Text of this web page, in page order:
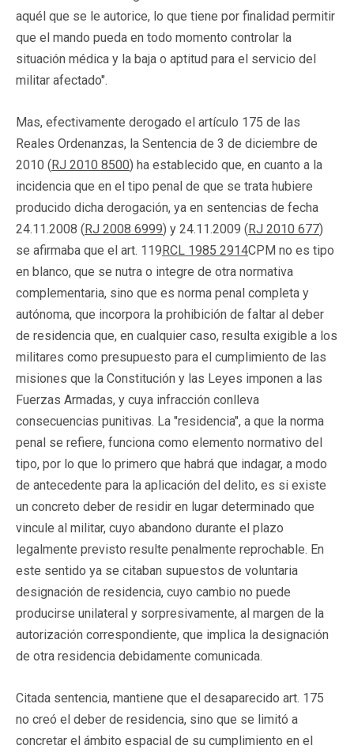
aquél que se le autorice, lo que tiene por finalidad permitir
que el mando pueda en todo momento controlar la
situación médica y la baja o aptitud para el servicio del
militar afectado".
Mas, efectivamente derogado el artículo 175 de las
Reales Ordenanzas, la Sentencia de 3 de diciembre de
2010 (RJ 2010 8500) ha establecido que, en cuanto a la
incidencia que en el tipo penal de que se trata hubiere
producido dicha derogación, ya en sentencias de fecha
24.11.2008 (RJ 2008 6999) y 24.11.2009 (RJ 2010 677)
se afirmaba que el art. 119RCL 1985 2914CPM no es tipo
en blanco, que se nutra o integre de otra normativa
complementaria, sino que es norma penal completa y
autónoma, que incorpora la prohibición de faltar al deber
de residencia que, en cualquier caso, resulta exigible a los
militares como presupuesto para el cumplimiento de las
misiones que la Constitución y las Leyes imponen a las
Fuerzas Armadas, y cuya infracción conlleva
consecuencias punitivas. La "residencia", a que la norma
penal se refiere, funciona como elemento normativo del
tipo, por lo que lo primero que habrá que indagar, a modo
de antecedente para la aplicación del delito, es si existe
un concreto deber de residir en lugar determinado que
vincule al militar, cuyo abandono durante el plazo
legalmente previsto resulte penalmente reprochable. En
este sentido ya se citaban supuestos de voluntaria
designación de residencia, cuyo cambio no puede
producirse unilateral y sorpresivamente, al margen de la
autorización correspondiente, que implica la designación
de otra residencia debidamente comunicada.
Citada sentencia, mantiene que el desaparecido art. 175
no creó el deber de residencia, sino que se limitó a
concretar el ámbito espacial de su cumplimiento en el